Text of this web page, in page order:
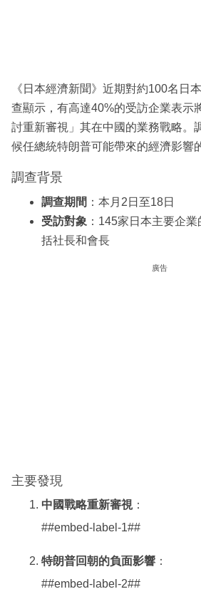
《日本經濟新聞》近期對約100名日
查顯示，有高達40%的受訪企業表示
討重新審視」其在中國的業務戰略。
候任總統特朗普可能帶來的經濟影響
調查背景
調查期間 ：本月2日至18日
受訪對象 ：145家日本主要企
括社長和會長
廣告
主要發現
中國戰略重新審視 ：
##embed-label-1##
特朗普回朝的負面影響 ：
##embed-label-2##